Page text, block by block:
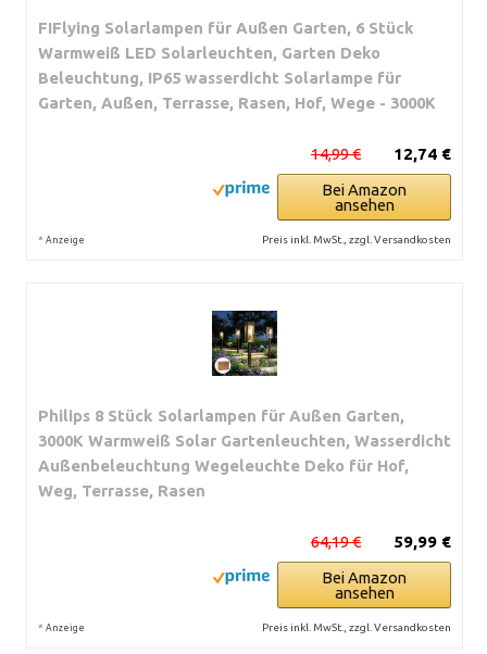
FIFlying Solarlampen für Außen Garten, 6 Stück
Warmweiß LED Solarleuchten, Garten Deko
Beleuchtung, IP65 wasserdicht Solarlampe für
Garten, Außen, Terrasse, Rasen, Hof, Wege - 3000K
12,74 €
14,99 €
Bei Amazon
ansehen
* Anzeige Preis inkl. MwSt., zzgl. Versandkosten
Philips 8 Stück Solarlampen für Außen Garten,
3000K Warmweiß Solar Gartenleuchten, Wasserdicht
Außenbeleuchtung Wegeleuchte Deko für Hof,
Weg, Terrasse, Rasen
59,99 €
64,19 €
Bei Amazon
ansehen
* Anzeige Preis inkl. MwSt., zzgl. Versandkosten